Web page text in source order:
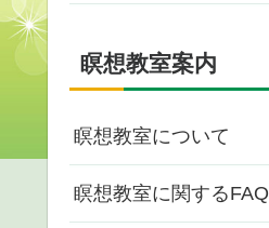
瞑想教室案内
瞑想教室について
瞑想教室に関するFAQ